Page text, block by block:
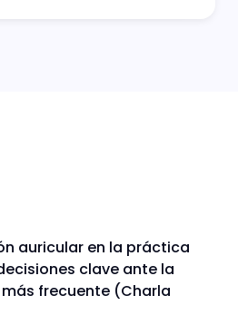
auricular en la práctica
clave ante la
frecuente (Charla